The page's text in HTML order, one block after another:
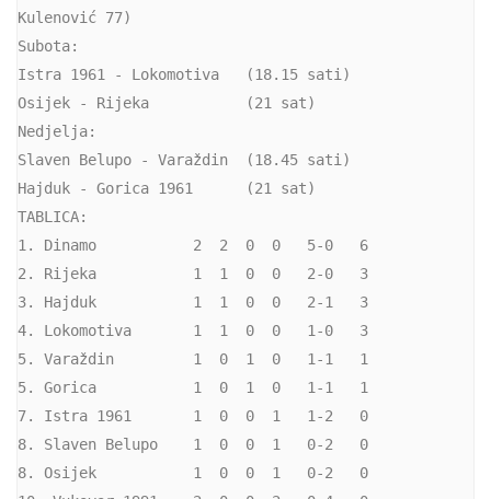
Kulenović 77)
Subota:
Istra 1961 - Lokomotiva   (18.15 sati)
Osijek - Rijeka           (21 sat)
Nedjelja:
Slaven Belupo - Varaždin  (18.45 sati)
Hajduk - Gorica 1961      (21 sat)
TABLICA:
1. Dinamo           2  2  0  0   5-0   6
2. Rijeka           1  1  0  0   2-0   3
3. Hajduk           1  1  0  0   2-1   3
4.​​​​​​ Lokomotiva       1  1  0  0   1-0   3
5. Varaždin         1  0  1  0   1-1   1
5. Gorica           1  0  1  0   1-1   1
7. Istra 1961       1  0  0  1   1-2   0
8. Slaven Belupo    1  0  0  1   0-2   0
8. Osijek           1  0  0  1   0-2   0